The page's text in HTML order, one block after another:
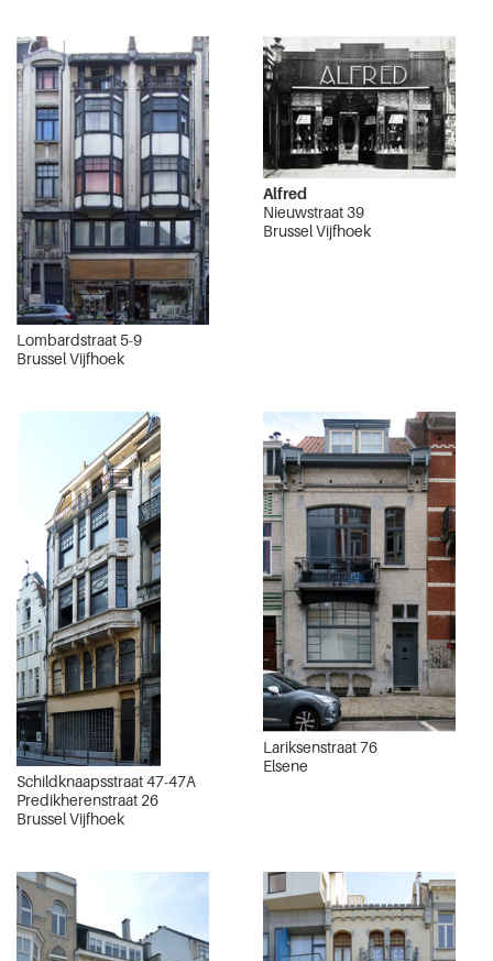
Lombardstraat 5-9
Brussel Vijfhoek
Alfred
Nieuwstraat 39
Brussel Vijfhoek
Schildknaapsstraat 47-47A
Predikherenstraat 26
Brussel Vijfhoek
Lariksenstraat 76
Elsene